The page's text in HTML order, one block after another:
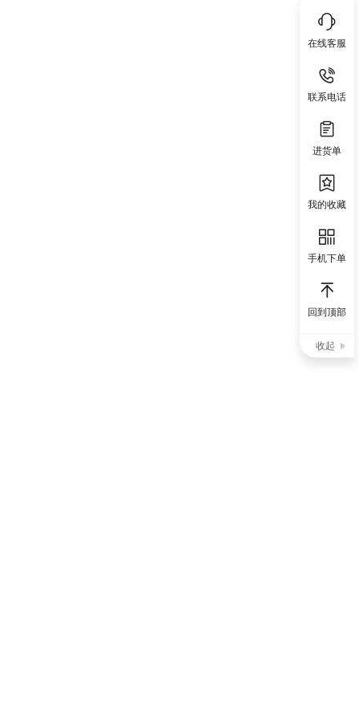
在线客服
联系电话
进货单
我的收藏
手机下单
回到顶部
收起